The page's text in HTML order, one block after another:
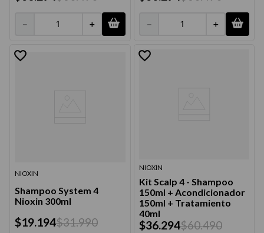
＋
－ ＋
－
NIOXIN
Shampoo System 4
Nioxin 300ml
$19.194$31.990
NIOXIN
Kit Scalp 4 - Shampoo
150ml + Acondicionador
150ml + Tratamiento
40ml
$36.294$60.490